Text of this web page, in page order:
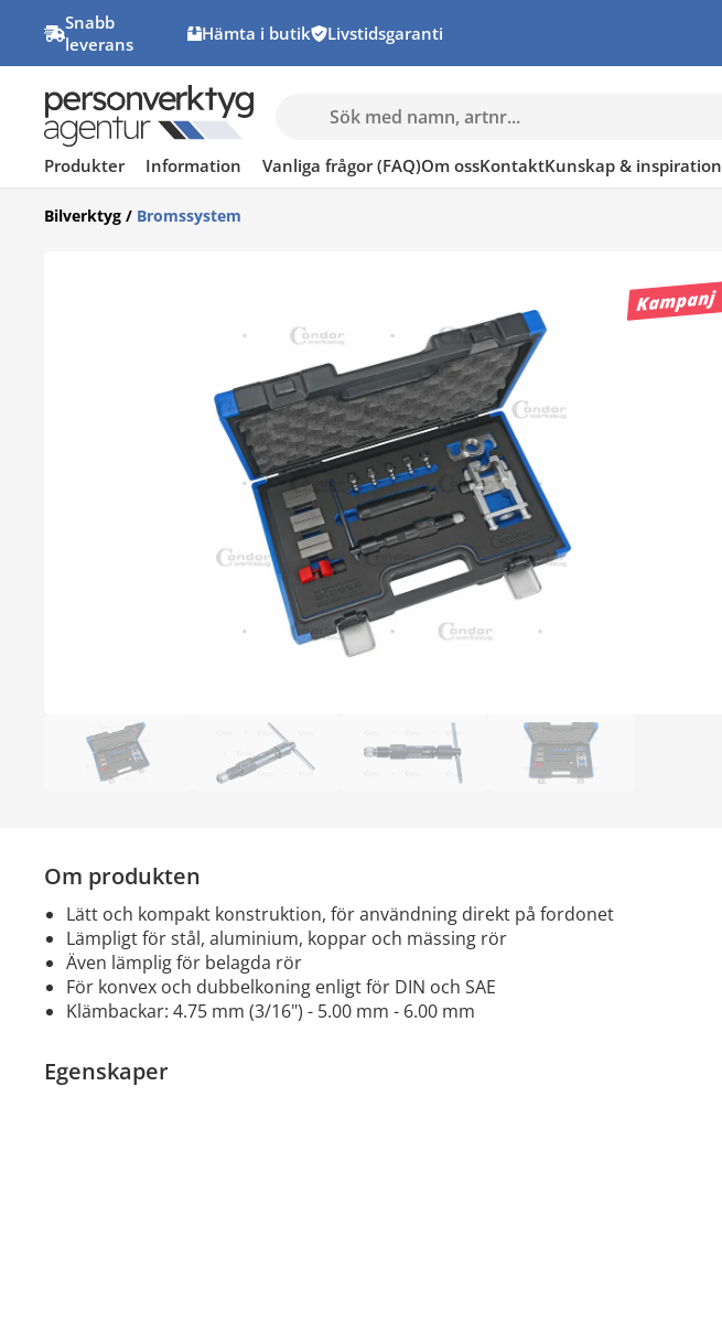
Snabb
leverans
Hämta i butik Livstidsgaranti
Produkter Information Vanliga frågor (FAQ)Om ossKontaktKunskap & inspiration
Bilverktyg / Bromssystem
Kampanj
Om produkten
lätt och kompakt konstruktion, för användning direkt på fordonet
lämpligt för stål, aluminium, koppar och mässing rör
även lämplig för belagda rör
för konvex och dubbelkoning enligt för DIN och SAE
klämbackar: 4.75 mm (3/16") - 5.00 mm - 6.00 mm
Egenskaper